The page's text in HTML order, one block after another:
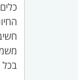
בכל